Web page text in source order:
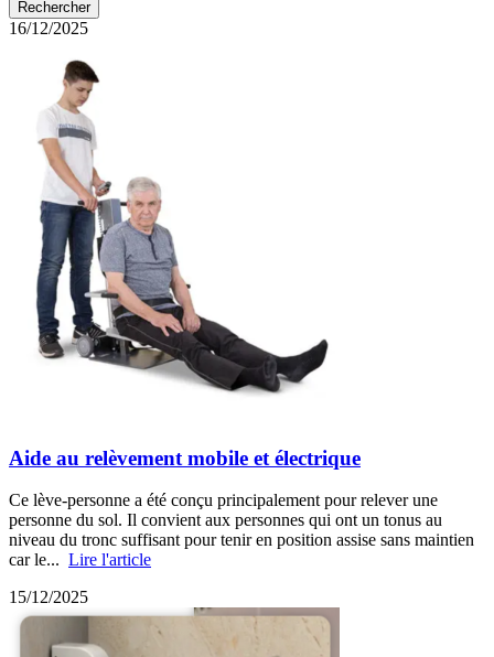
16/12/2025
Aide au relèvement mobile et électrique
Ce lève-personne a été conçu principalement pour relever une
personne du sol. Il convient aux personnes qui ont un tonus au
niveau du tronc suffisant pour tenir en position assise sans maintien
car le... Lire l'article
15/12/2025